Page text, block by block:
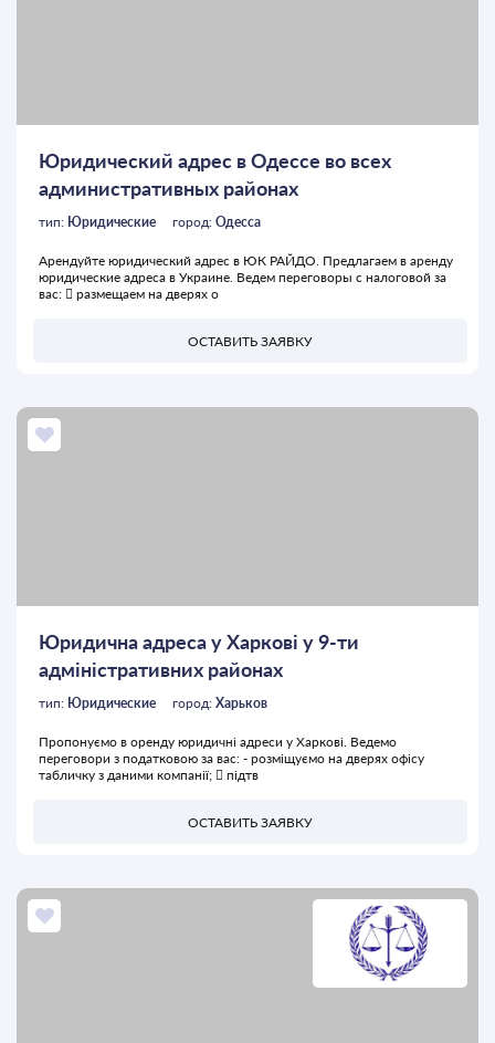
Юридический адрес в Одессе во всех
административных районах
тип: Юридические город: Одесса
Арендуйте юридический адрес в ЮК РАЙДО. Предлагаем в аренду
юридические адреса в Украине. Ведем переговоры с налоговой за
вас:  размещаем на дверях о
ОСТАВИТЬ ЗАЯВКУ
Юридична адреса у Харкові у 9-ти
адміністративних районах
тип: Юридические город: Харьков
Пропонуємо в оренду юридичні адреси у Харкові. Ведемо
переговори з податковою за вас: - розміщуємо на дверях офісу
табличку з даними компанії;  підтв
ОСТАВИТЬ ЗАЯВКУ